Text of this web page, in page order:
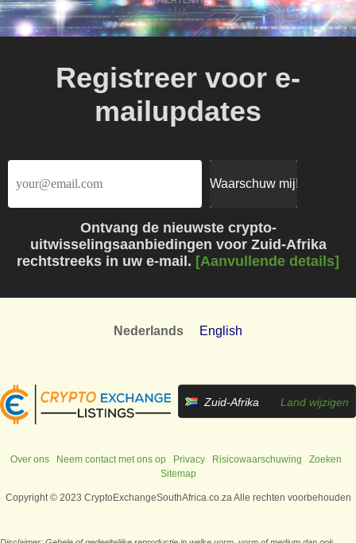
N/A
Registreer voor e-
mailupdates
Ontvang de nieuwste crypto-
uitwisselingsaanbiedingen voor Zuid-Afrika
rechtstreeks in uw e-mail. [Aanvullende details]
Nederlands English
Zuid-Afrika Land wijzigen
Over ons Neem contact met ons op Privacy Risicowaarschuwing
Zoeken
Sitemap
Copyright © 2023 CryptoExchangeSouthAfrica.co.za Alle rechten voorbehouden